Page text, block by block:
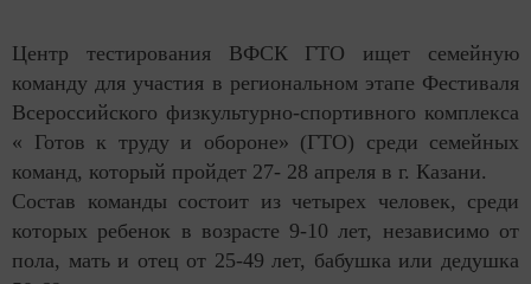
Центр тестирования ВФСК ГТО ищет семейную
команду для участия в региональном этапе Фестиваля
Всероссийского физкультурно-спортивного комплекса
« Готов к труду и обороне» (ГТО) среди семейных
команд, который пройдет 27- 28 апреля в г. Казани.
Состав команды состоит из четырех человек, среди
которых ребенок в возрасте 9-10 лет, независимо от
пола, мать и отец от 25-49 лет, бабушка или дедушка